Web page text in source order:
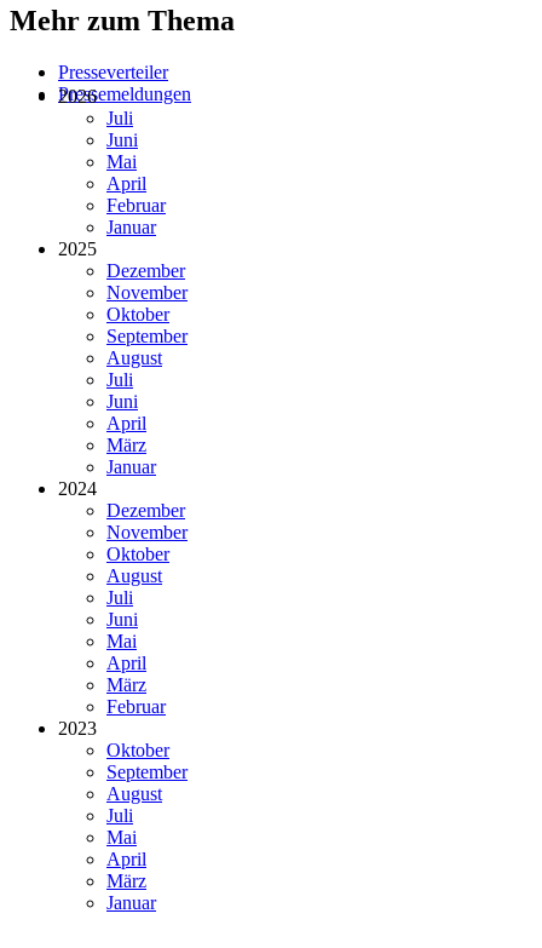
Mehr zum Thema
Presseverteiler
Pressemeldungen
2026
Juli
Juni
Mai
April
Februar
Januar
2025
Dezember
November
Oktober
September
August
Juli
Juni
April
März
Januar
2024
Dezember
November
Oktober
August
Juli
Juni
Mai
April
März
Februar
2023
Oktober
September
August
Juli
Mai
April
März
Januar